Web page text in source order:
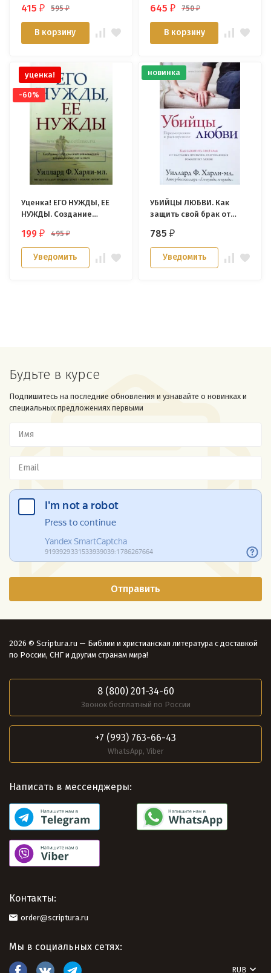
разрущающих
романтику любви.
Уиллард Ф. Харли-мл.
415₽ 595₽
В корзину
защищенных от измен.
Уиллард Ф. Харли
645₽ 750₽
В корзину
уценка!
-60%
Уценка! ЕГО НУЖДЫ, ЕЕ
НУЖДЫ. Создание
защищенных от измен.
Уиллард Ф. Харли
199₽ 495₽
Уведомить
новинка
УБИЙЦЫ ЛЮБВИ. Как
защить свой брак от
разрущающих
романтику любви.
Уиллард Ф. Харли-мл.
785₽
Уведомить
Будьте в курсе
Подпишитесь на последние обновления и узнавайте о новинках и
специальных предложениях первыми
2026 © Scriptura.ru — Библии и христианская литература с доставкой
по России, СНГ и другим странам мира!
8 (800) 201-34-60
Звонок бесплатный по России
+7 (993) 763-66-43
WhatsApp, Viber
Написать в мессенджеры:
Контакты:
order@scriptura.ru
Мы в социальных сетях:
RUB